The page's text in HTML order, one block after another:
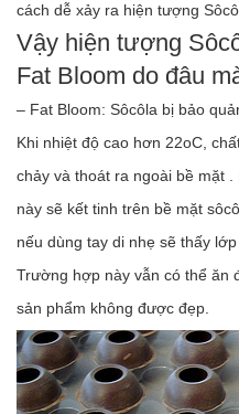
cách dễ xảy ra hiện tượng
Vậy hiện tượng
Fat Bloom do đâu
– Fat Bloom: Sôcôla bị bảo
Khi nhiệt độ cao hơn 22oC,
chảy và thoát ra ngoài bề mặt
này sẽ kết tinh trên bề mặt
nếu dùng tay di nhẹ sẽ thấy
Trường hợp này vẫn có thể ăn
sản phẩm không được đẹp.